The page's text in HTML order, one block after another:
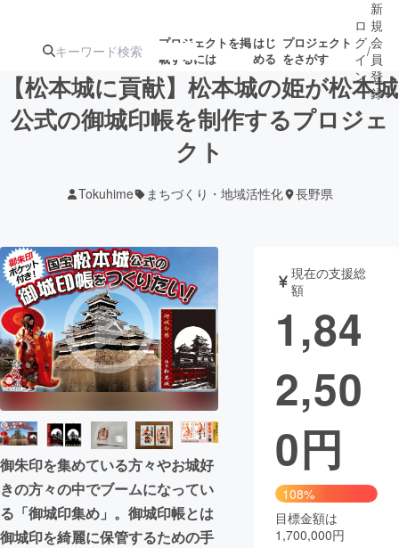
プロジェクトを掲
載するには
はじ
める
プロジェクト
をさがす
注目の新着プロ募集終了が近いプ
テクノロジー・ガジェット
映像・映画 書籍・雑誌
ビジネス・起業 チャレンジ
まちづくり・地域活性化
CAMPFIRE for Social Good
CAMPFIRE Creation
CAMPFIREふるさと納税machi-ya コミュニティ
ロ
グ
イ
ン
/
新
規
会
員
登
録
【松本城に貢献】松本城の姫が松本城
公式の御城印帳を制作するプロジェ
クト
Tokuhime まちづくり・地域活性化 長野県
御朱印を集めている方々やお城好
きの方々の中でブームになってい
る「御城印集め」。御城印帳とは
御城印を綺麗に保管するための手
現在の支援総
額
1,84
2,50
0円
108%
目標金額は
1,700,000円